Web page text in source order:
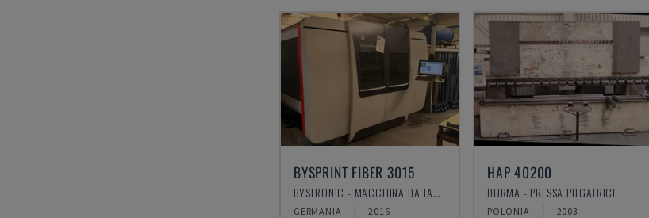
BYSPRINT FIBER 3015
BYSTRONIC - MACCHINA DA TAGLIO LASER A FIBRA
GERMANIA 2016
HAP 40200
DURMA - PRESSA PIEGATRICE
POLONIA 2003